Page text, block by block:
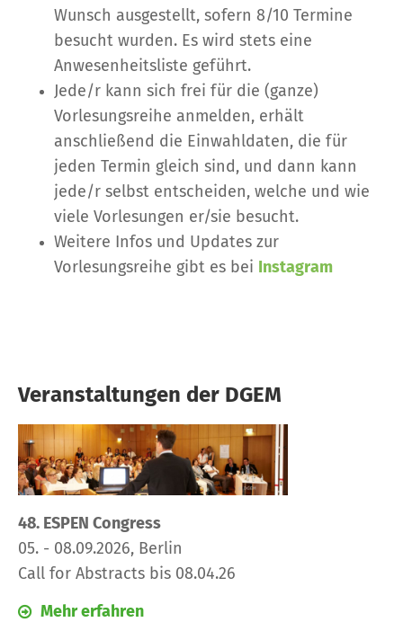
Wunsch ausgestellt, sofern 8/10 Termine
besucht wurden. Es wird stets eine
Anwesenheitsliste geführt.
Jede/r kann sich frei für die (ganze)
Vorlesungsreihe anmelden, erhält
anschließend die Einwahldaten, die für
jeden Termin gleich sind, und dann kann
jede/r selbst entscheiden, welche und wie
viele Vorlesungen er/sie besucht.
Weitere Infos und Updates zur
Vorlesungsreihe gibt es bei
Instagram
Veranstaltungen der DGEM
48. ESPEN Congress
05. - 08.09.2026, Berlin
Call for Abstracts bis 08.04.26
Mehr erfahren